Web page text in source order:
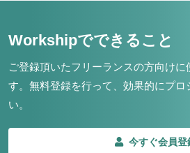
Workshipでできること
ご登録頂いたフリーランスの方向けに
す。 無料登録を行って、効果的にプロ
い。
今すぐ会員登